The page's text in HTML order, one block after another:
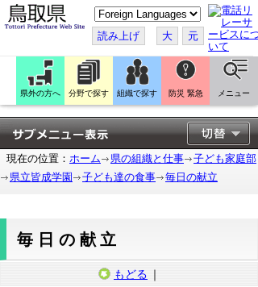
こ
の
ペ
ー
ジ
翻
訳
す
る
読み上げ 大 元
県外の方へ 分野で探す 組織で探す 防災 緊急 メニュー
現在の位置： ホーム 県の組織と仕事
子ども家庭部
県立皆成学園
子ども達の食事 毎日の献立
毎日の献立
もどる ｜